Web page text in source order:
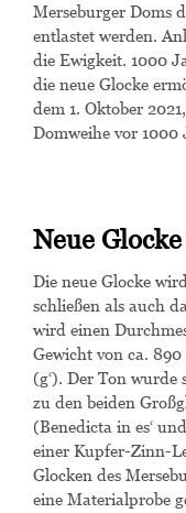
Merseburger Doms
entlastet werden.
die Ewigkeit. 1000
die neue Glocke
dem 1. Oktober
Domweihe vor 1000
Neue
Die neue Glocke
schließen als auch
wird einen
Gewicht von ca.
(g‘). Der Ton wurde
zu den beiden
(Benedicta in es‘
einer Kupfer-Zinn-
Glocken des
eine Materialprobe